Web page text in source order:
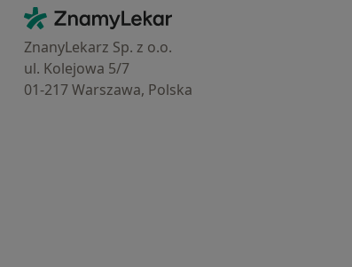
Kontakt
ZnamyLekar - Hlavní stránka
ZnanyLekarz Sp. z o.o.
ul. Kolejowa 5/7
01-217 Warszawa, Polska